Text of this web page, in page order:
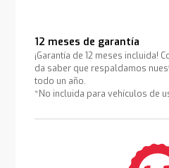
12 meses de garantía
¡Garantía de 12 meses incluida!
da saber que respaldamos
todo un año.
*No incluida para vehículos de